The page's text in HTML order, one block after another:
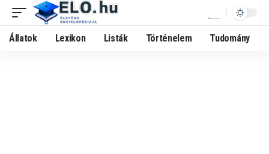
Állatok Lexikon Listák Történelem Tudomány